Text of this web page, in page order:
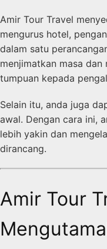
Amir Tour Travel
mengurus hotel,
dalam satu
menjimatkan masa dan
tumpuan kepada
Selain itu, anda juga
awal. Dengan cara ini,
lebih yakin dan
dirancang.
Amir Tour